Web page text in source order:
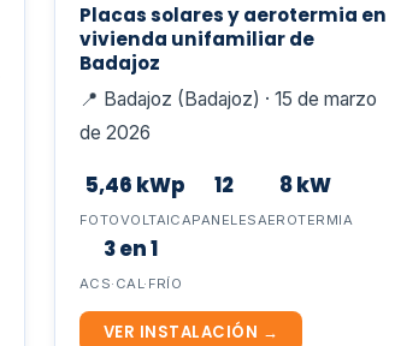
Placas solares y aerotermia en
vivienda unifamiliar de
Badajoz
📍 Badajoz (Badajoz) · 15 de marzo
de 2026
5,46 kWp
FOTOVOLTAICA
12
PANELES
8 kW
AEROTERMIA
3 en 1
ACS·CAL·FRÍO
VER INSTALACIÓN →